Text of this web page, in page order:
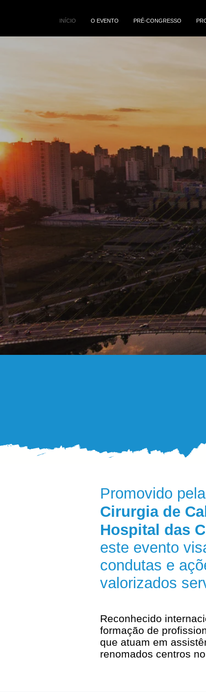
INÍCIO O EVENTO PRÉ-CONGRESSO
Promovido pela
Cirurgia de
Hospital das
este evento
condutas e
valorizados
Reconhecido
formação de
que atuam em
renomados centros